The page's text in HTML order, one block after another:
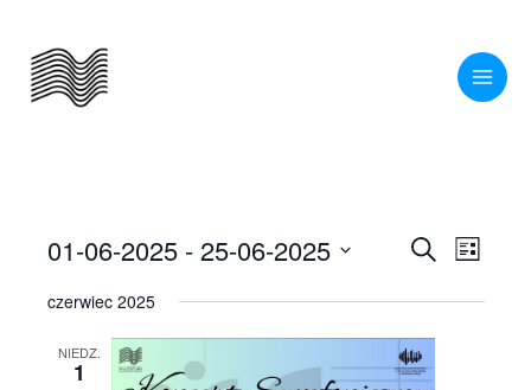
treści
Wydarzenia
wyszukiwaniu
i
SzukajLista
01-06-2025 - 25-06-2025
datę.
czerwiec 2025
NIEDZ.
1